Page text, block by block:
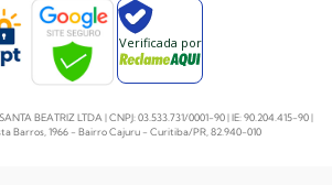
Verificada por
BEATRIZ LTDA | CNPJ: 03.533.731/0001-90 | IE: 90.204.415-90 |
Barros, 1966 - Bairro Cajuru - Curitiba/PR, 82.940-010